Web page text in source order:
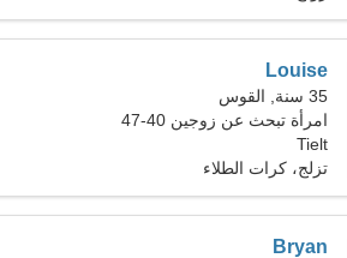
Louise
35 سنة, القوس
امرأة تبحث عن زوجين 40-47
Tielt
تزلج، كرات الطلاء
Bryan